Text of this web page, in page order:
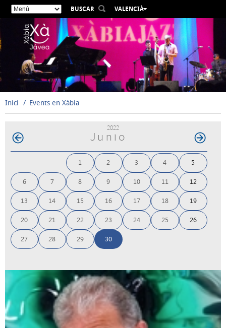
BUSCAR
VALENCIÀ
ESPAÑOL
ENGLISH
DEUTSCH
РУССКИЙ
Inici Events en Xàbia
2022
Junio
1 2 3 4 5
6 7 8 9 10 11 12
13 14 15 16 17 18 19
20 21 22 23 24 25 26
27 28 29 30